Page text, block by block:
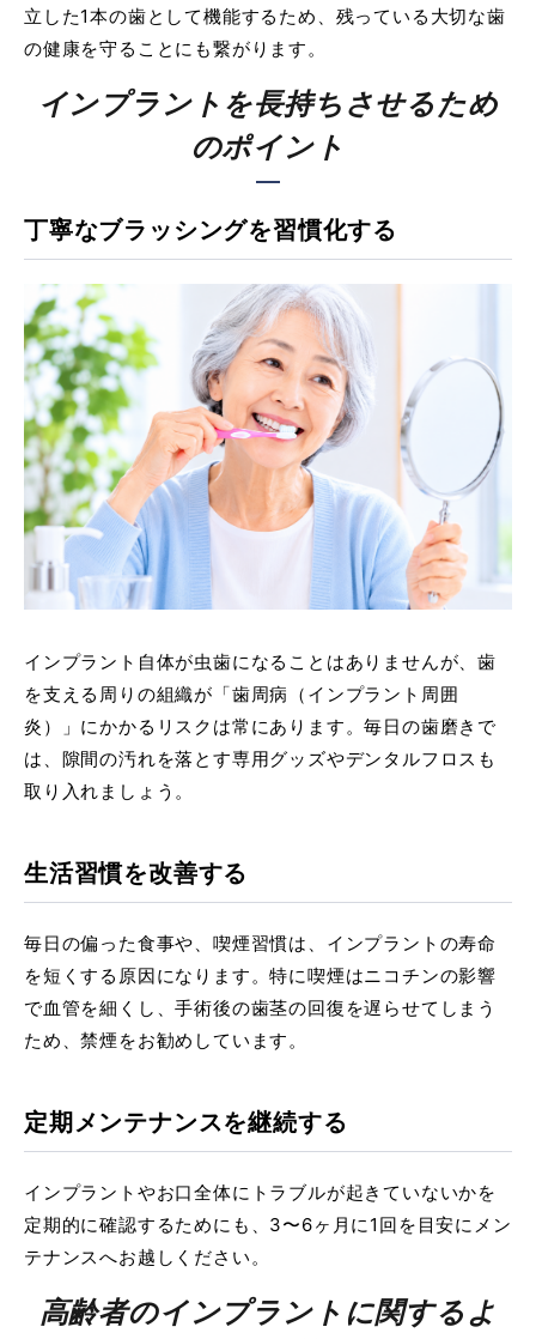
立した1本の歯として機能するため、残っている大切な歯
の健康を守ることにも繋がります。
インプラントを長持ちさせるため
のポイント
丁寧なブラッシングを習慣化する
インプラント自体が虫歯になることはありませんが、歯
を支える周りの組織が「歯周病（インプラント周囲
炎）」にかかるリスクは常にあります。毎日の歯磨きで
は、隙間の汚れを落とす専用グッズやデンタルフロスも
取り入れましょう。
生活習慣を改善する
毎日の偏った食事や、喫煙習慣は、インプラントの寿命
を短くする原因になります。特に喫煙はニコチンの影響
で血管を細くし、手術後の歯茎の回復を遅らせてしまう
ため、禁煙をお勧めしています。
定期メンテナンスを継続する
インプラントやお口全体にトラブルが起きていないかを
定期的に確認するためにも、3〜6ヶ月に1回を目安にメン
テナンスへお越しください。
高齢者のインプラントに関するよ